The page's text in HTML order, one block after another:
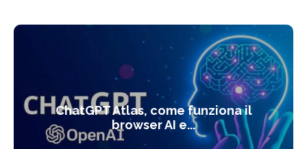
ChatGPT Atlas, come funziona il
browser AI e...